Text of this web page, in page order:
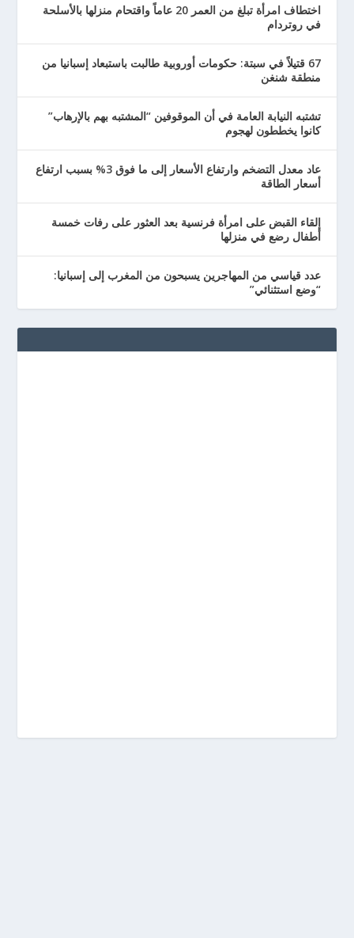
اختطاف امرأة تبلغ من العمر 20 عاماً واقتحام منزلها بالأسلحة
في روتردام
67 قتيلاً في سبتة: حكومات أوروبية طالبت باستبعاد إسبانيا من
منطقة شنغن
تشتبه النيابة العامة في أن الموقوفين “المشتبه بهم بالإرهاب”
كانوا يخططون لهجوم
عاد معدل التضخم وارتفاع الأسعار إلى ما فوق 3% بسبب ارتفاع
أسعار الطاقة
إلقاء القبض على امرأة فرنسية بعد العثور على رفات خمسة
أطفال رضع في منزلها
عدد قياسي من المهاجرين يسبحون من المغرب إلى إسبانيا:
“وضع استثنائي”